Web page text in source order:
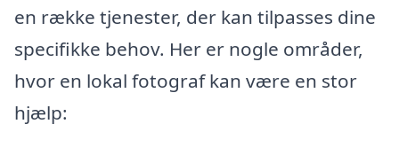
en række tjenester, der kan tilpasses dine
specifikke behov. Her er nogle områder,
hvor en lokal fotograf kan være en stor
hjælp: